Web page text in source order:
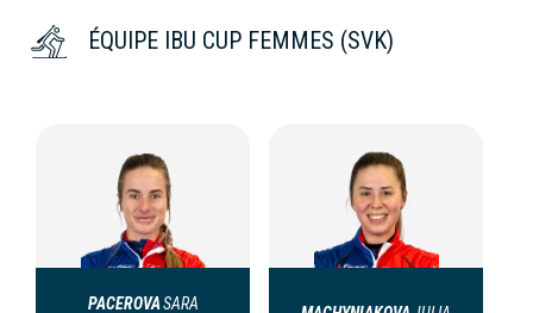
ÉQUIPE IBU CUP FEMMES (SVK)
PACEROVASARA